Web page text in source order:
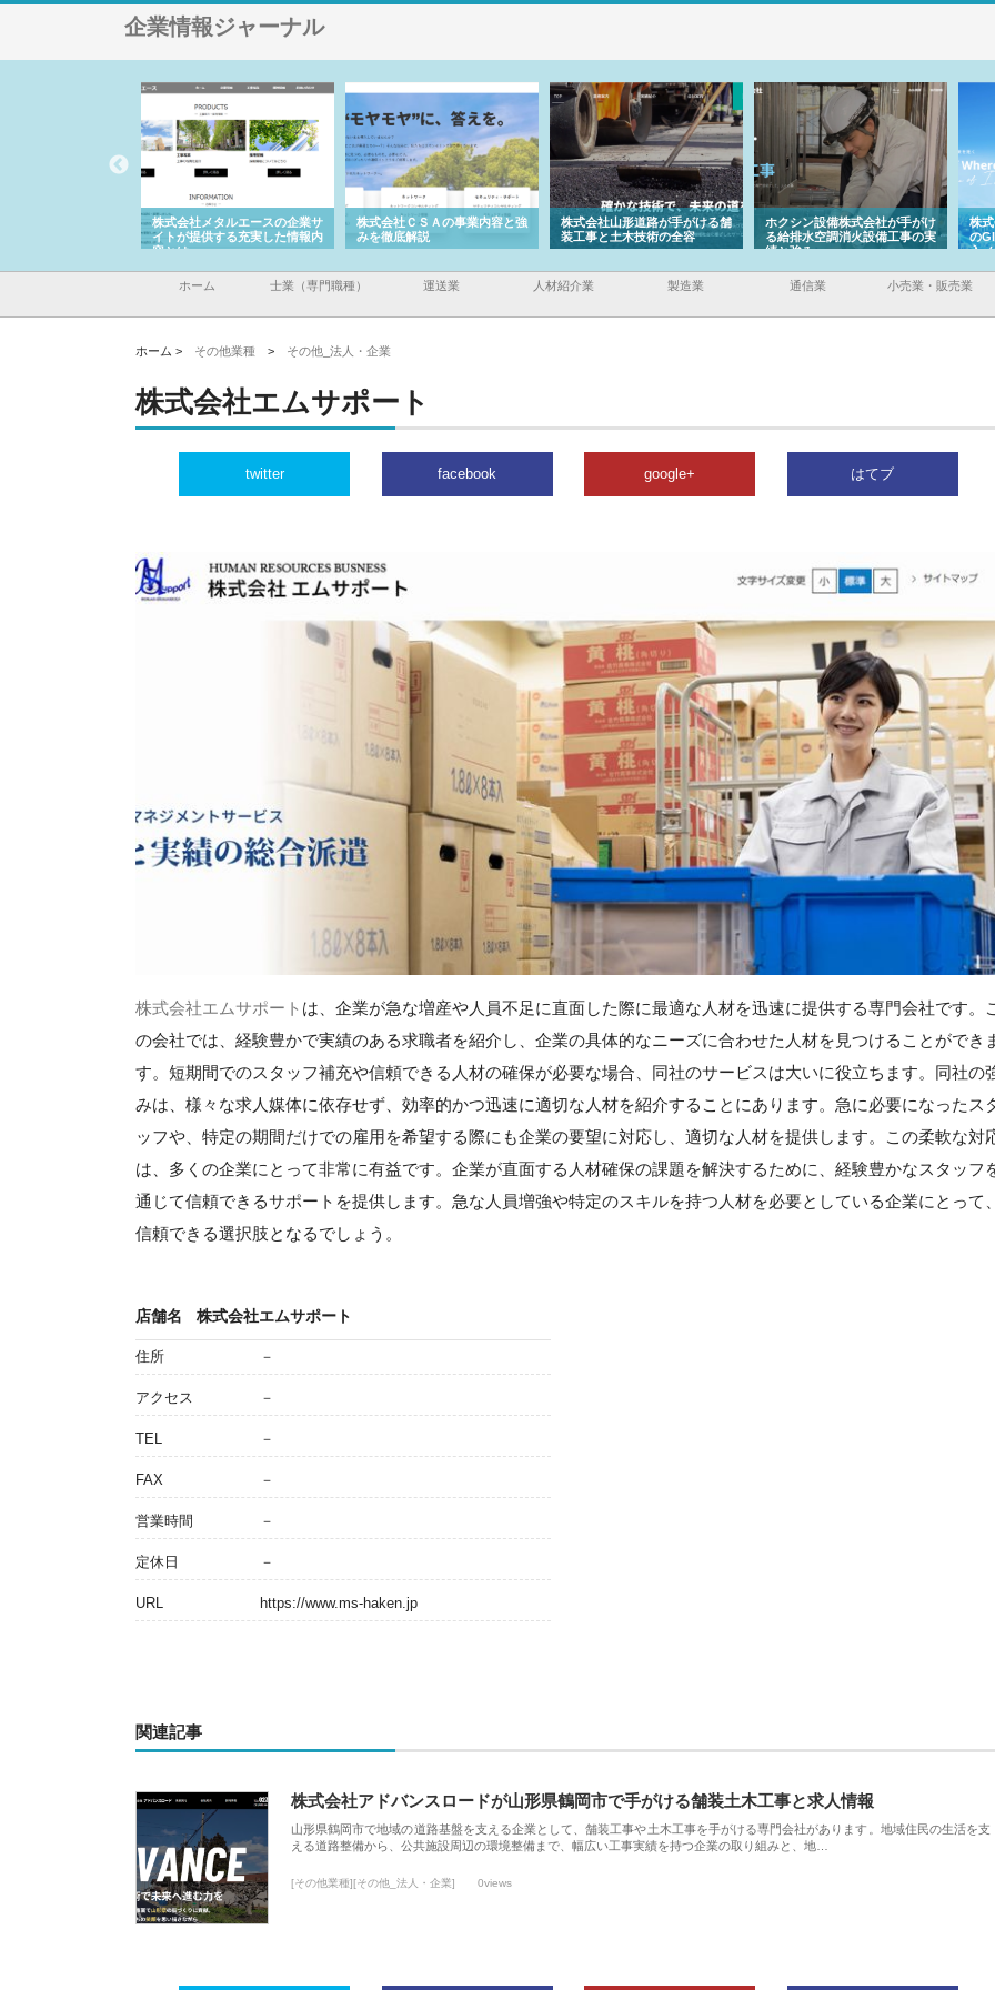
企業情報ジャーナル
株式会社メタルエースの企業サ
イトが提供する充実した情報内
容とは
株式会社ＣＳＡの事業内容と強
みを徹底解説
株式会社山形道路が手がける舗
装工事と土木技術の全容
ホクシン設備株式会社が手がけ
る給排水空調消火設備工事の実
績と強み
株
の
入
ホーム 士業（専門職種） 運送業 人材紹介業 製造業 通信業 小売業・販売業
ホーム > その他業種 > その他_法人・企業
株式会社エムサポート
twitter facebook google+ はてブ
株式会社エムサポート は、企業が急な増産や人員不足に直面した際に最適な人材を迅速に提供する専門会社です。
の会社では、経験豊かで実績のある求職者を紹介し、企業の具体的なニーズに合わせた人材を見つけることができ
す。短期間でのスタッフ補充や信頼できる人材の確保が必要な場合、同社のサービスは大いに役立ちます。同社の
みは、様々な求人媒体に依存せず、効率的かつ迅速に適切な人材を紹介することにあります。急に必要になったス
ッフや、特定の期間だけでの雇用を希望する際にも企業の要望に対応し、適切な人材を提供します。この柔軟な対
は、多くの企業にとって非常に有益です。企業が直面する人材確保の課題を解決するために、経験豊かなスタッフ
通じて信頼できるサポートを提供します。急な人員増強や特定のスキルを持つ人材を必要としている企業にとって、
信頼できる選択肢となるでしょう。
店舗名 株式会社エムサポート
住所 －
アクセス －
TEL －
FAX －
営業時間 －
定休日 －
URL https://www.ms-haken.jp
関連記事
株式会社アドバンスロードが山形県鶴岡市で手がける舗装土木工事と求人情報
山形県鶴岡市で地域の道路基盤を支える企業として、舗装工事や土木工事を手がける専門会社があります。地域住民の生活を支
える道路整備から、公共施設周辺の環境整備まで、幅広い工事実績を持つ企業の取り組みと、地…
[その他業種][その他_法人・企業] 0views